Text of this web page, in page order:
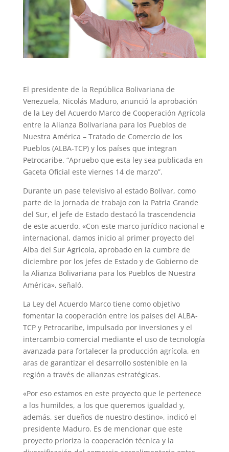
El presidente de la República Bolivariana de
Venezuela, Nicolás Maduro, anunció la aprobación
de la Ley del Acuerdo Marco de Cooperación Agrícola
entre la Alianza Bolivariana para los Pueblos de
Nuestra América – Tratado de Comercio de los
Pueblos (ALBA-TCP) y los países que integran
Petrocaribe. “Apruebo que esta ley sea publicada en
Gaceta Oficial este viernes 14 de marzo”.
Durante un pase televisivo al estado Bolívar, como
parte de la jornada de trabajo con la Patria Grande
del Sur, el jefe de Estado destacó la trascendencia
de este acuerdo. «Con este marco jurídico nacional e
internacional, damos inicio al primer proyecto del
Alba del Sur Agrícola, aprobado en la cumbre de
diciembre por los jefes de Estado y de Gobierno de
la Alianza Bolivariana para los Pueblos de Nuestra
América», señaló.
La Ley del Acuerdo Marco tiene como objetivo
fomentar la cooperación entre los países del ALBA-
TCP y Petrocaribe, impulsado por inversiones y el
intercambio comercial mediante el uso de tecnología
avanzada para fortalecer la producción agrícola, en
aras de garantizar el desarrollo sostenible en la
región a través de alianzas estratégicas.
«Por eso estamos en este proyecto que le pertenece
a los humildes, a los que queremos igualdad y,
además, ser dueños de nuestro destino», indicó el
presidente Maduro. Es de mencionar que este
proyecto prioriza la cooperación técnica y la